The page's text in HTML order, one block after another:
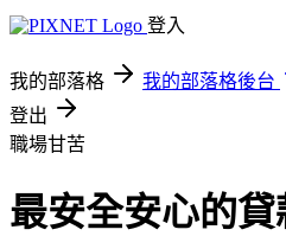
登入
我的部落格 我的部落格後台
登出
職場甘苦
最安全安心的